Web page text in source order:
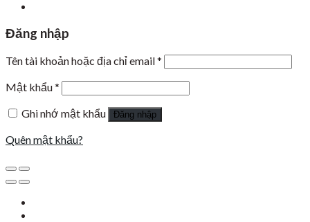
Đăng nhập
Tên tài khoản hoặc địa chỉ email*
Mật khẩu*
Ghi nhớ mật khẩu
Đăng nhập
Quên mật khẩu?